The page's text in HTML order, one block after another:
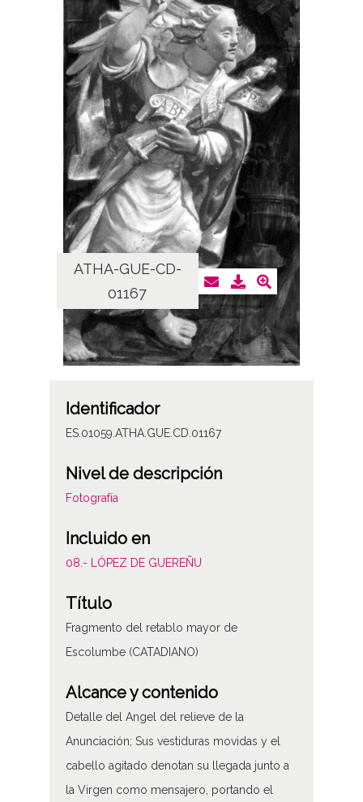
ATHA-GUE-CD-
01167
Identificador
ES.01059.ATHA.GUE.CD.01167
Nivel de descripción
Fotografía
Incluido en
08.- LÓPEZ DE GUEREÑU
Título
Fragmento del retablo mayor de
Escolumbe (CATADIANO)
Alcance y contenido
Detalle del Angel del relieve de la
Anunciación; Sus vestiduras movidas y el
cabello agitado denotan su llegada junto a
la Virgen como mensajero, portando el